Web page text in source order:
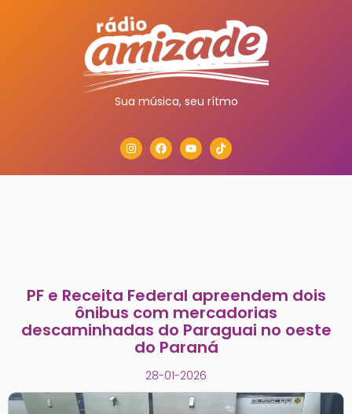
Sua música, seu rítmo
PF e Receita Federal apreendem dois
ônibus com mercadorias
descaminhadas do Paraguai no oeste
do Paraná
28-01-2026